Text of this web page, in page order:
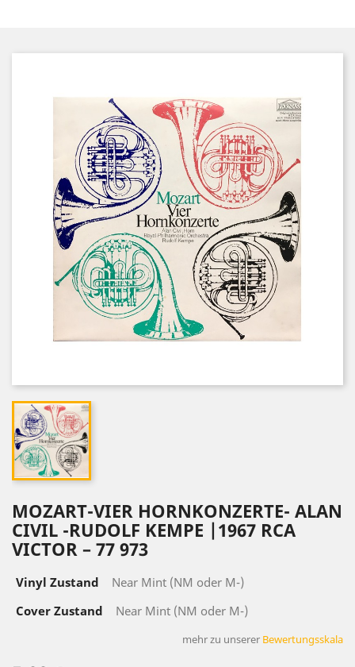
MOZART-VIER HORNKONZERTE- ALAN
CIVIL -RUDOLF KEMPE ‎|1967 RCA
VICTOR ‎– 77 973
Vinyl Zustand
Near Mint (NM oder M-)
Cover Zustand
Near Mint (NM oder M-)
mehr zu unserer Bewertungsskala